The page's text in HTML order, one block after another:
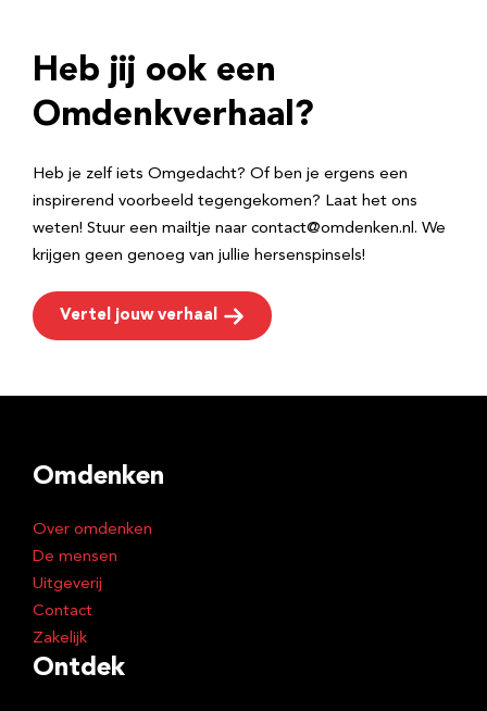
r
e
Heb jij ook een
Omdenkverhaal?
Heb je zelf iets Omgedacht? Of ben je ergens een
inspirerend voorbeeld tegengekomen? Laat het ons
weten! Stuur een mailtje naar contact@omdenken.nl. We
krijgen geen genoeg van jullie hersenspinsels!
Vertel jouw verhaal
Omdenken
Over omdenken
De mensen
Uitgeverij
Contact
Zakelijk
Ontdek